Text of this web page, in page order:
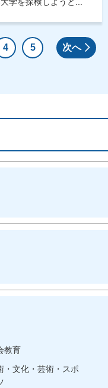
4 5 次へ
教育
・文化・芸術・スポ